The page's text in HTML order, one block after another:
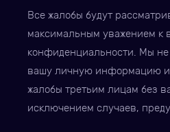
Все жалобы будут
максимальным уважением к
конфиденциальности. Мы не
вашу личную информацию
жалобы третьим лицам без
исключением случаев,